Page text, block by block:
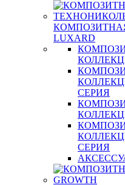
LUXARD
СЕРИЯ
СЕРИЯ